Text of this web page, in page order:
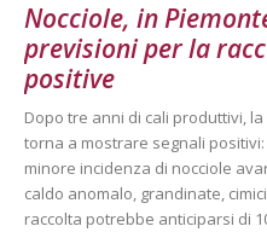
Nocciole, in
previsioni per la
positive
Dopo tre anni di cali produttivi,
torna a mostrare segnali
minore incidenza di nocciole
caldo anomalo, grandinate,
raccolta potrebbe anticiparsi di